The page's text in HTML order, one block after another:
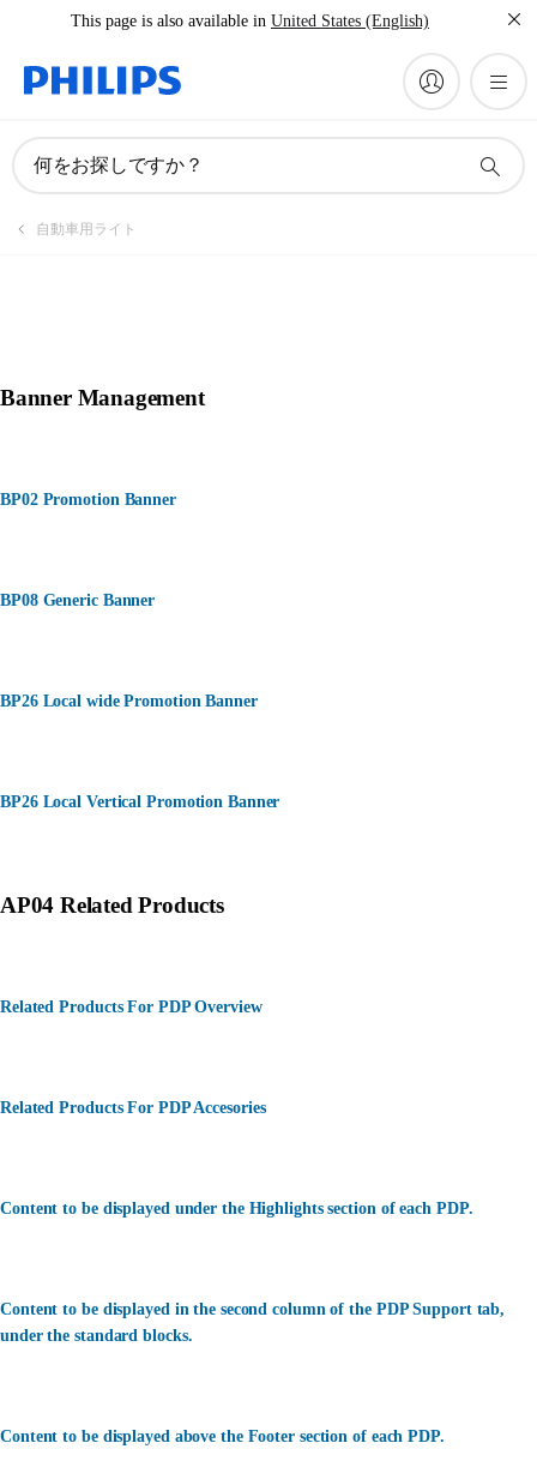
This page is also available in United States (English)
何をお探しですか？
自動車用ライト
Banner Management
BP02 Promotion Banner
BP08 Generic Banner
BP26 Local wide Promotion Banner
BP26 Local Vertical Promotion Banner
AP04 Related Products
Related Products For PDP Overview
Related Products For PDP Accesories
Content to be displayed under the Highlights section of each PDP.
Content to be displayed in the second column of the PDP Support tab,
under the standard blocks.
Content to be displayed above the Footer section of each PDP.